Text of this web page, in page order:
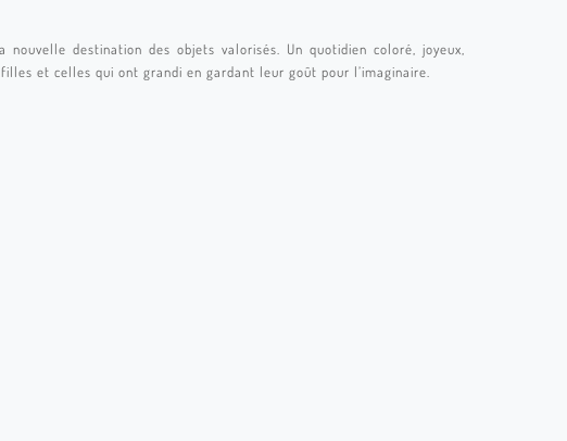
nouvelle destination des objets valorisés. Un quotidien coloré, joyeux,
et celles qui ont grandi en gardant leur goût pour l’imaginaire.